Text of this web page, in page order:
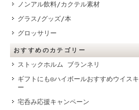
ノンアル飲料/カクテル素材
グラス/グッズ/本
グロッサリー
おすすめのカテゴリー
ストックホルム ブランネリ
ギフトにも◎ハイボールおすすめウイスキ
ー
宅呑み応援キャンペーン